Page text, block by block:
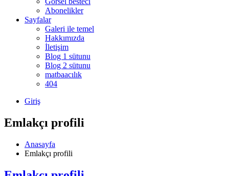
Abonelikler
Sayfalar
Galeri ile temel
Hakkımızda
İletişim
Blog 1 sütunu
Blog 2 sütunu
matbaacılık
404
Giriş
Emlakçı profili
Anasayfa
Emlakçı profili